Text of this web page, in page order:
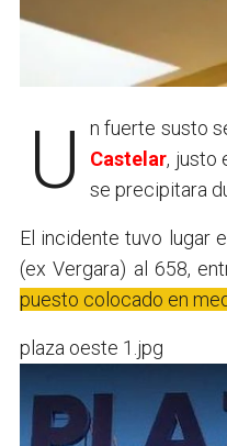
Un fuerte susto
Castelar, justo
se precipitara
El incidente tuvo lugar
(ex Vergara) al 658,
puesto colocado en
plaza oeste 1.jpg